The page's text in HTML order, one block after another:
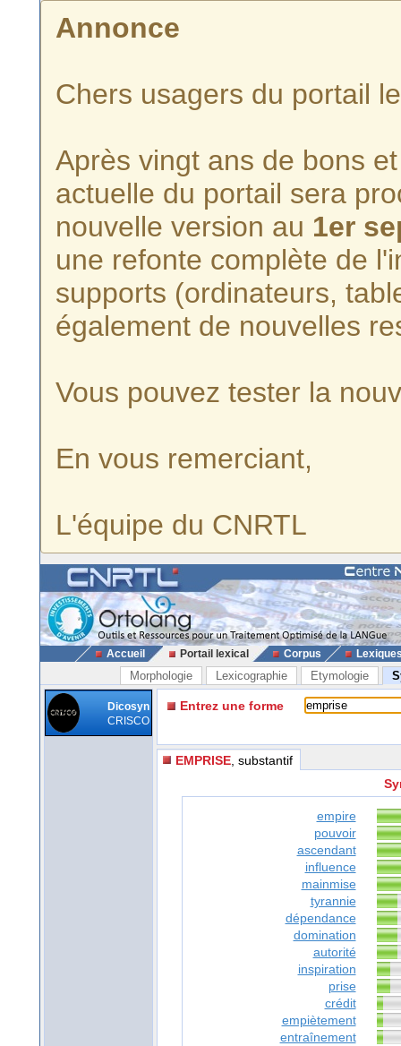
Annonce
Chers usagers du portail
Après vingt ans de bons
actuelle du portail sera
nouvelle version au 1er
une refonte complète de
supports (ordinateurs,
également de nouvelles
Vous pouvez tester la
En vous remerciant,
L'équipe du CNRTL
Accueil Portail lexical Corpus
Morphologie Lexicographie Etymologie
Dicosyn
CRISCO
Entrez une forme
EMPRISE , substantif
empire
pouvoir
ascendant
influence
mainmise
tyrannie
dépendance
domination
autorité
inspiration
prise
crédit
empiètement
entraînement